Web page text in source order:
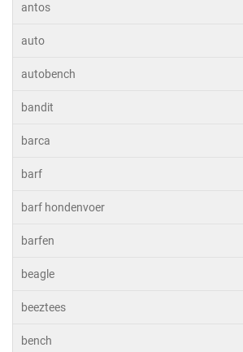
antos
auto
autobench
bandit
barca
barf
barf hondenvoer
barfen
beagle
beeztees
bench